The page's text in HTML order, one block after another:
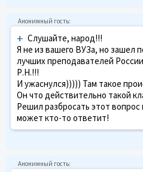
+ Слушайте, народ!!!
Я не из вашего ВУЗа, но зашел
лучших преподавателей
Р.Н.!!!
И ужаснулся))))) Там такое
Он что действительно такой
Решил разбросать этот
может кто-то ответит!